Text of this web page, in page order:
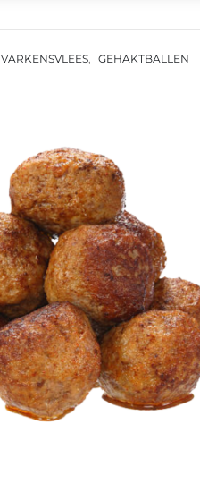
VARKENSVLEES GEHAKTBALLEN